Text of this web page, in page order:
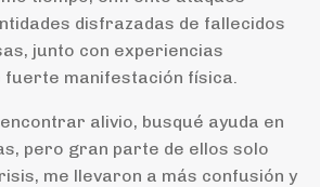
disfrazadas de fallecidos
junto con experiencias
manifestación física.
alivio, busqué ayuda en
pero gran parte de ellos solo
me llevaron a más confusión y